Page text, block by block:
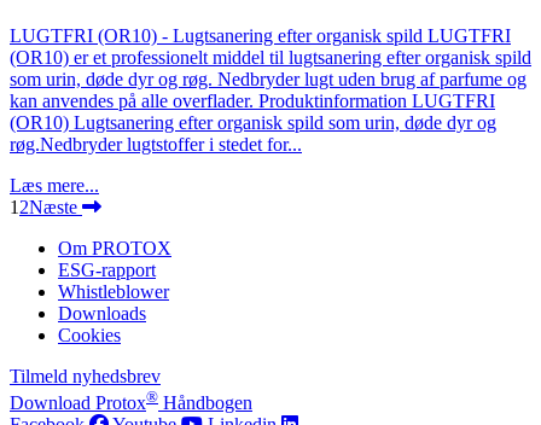
LUGTFRI (OR10) - Lugtsanering efter organisk spild LUGTFRI
(OR10) er et professionelt middel til lugtsanering efter organisk spild
som urin, døde dyr og røg. Nedbryder lugt uden brug af parfume og
kan anvendes på alle overflader. Produktinformation LUGTFRI
(OR10) Lugtsanering efter organisk spild som urin, døde dyr og
røg.Nedbryder lugtstoffer i stedet for...
Læs mere...
1 2Næste
Om PROTOX
ESG-rapport
Whistleblower
Downloads
Cookies
Tilmeld nyhedsbrev
Download Protox® Håndbogen